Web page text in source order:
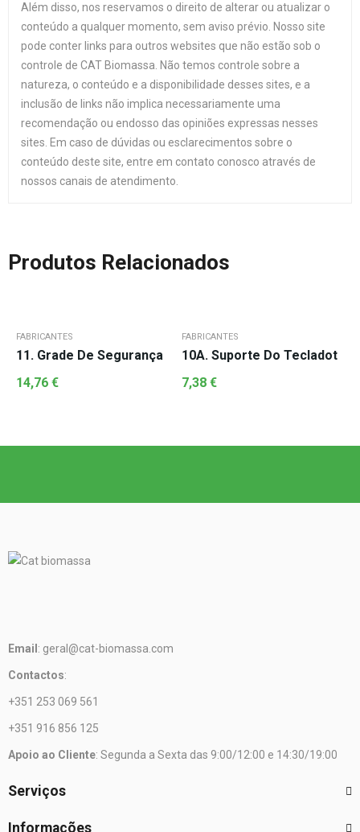
Além disso, nos reservamos o direito de alterar ou atualizar o
conteúdo a qualquer momento, sem aviso prévio. Nosso site
pode conter links para outros websites que não estão sob o
controle de CAT Biomassa. Não temos controle sobre a
natureza, o conteúdo e a disponibilidade desses sites, e a
inclusão de links não implica necessariamente uma
recomendação ou endosso das opiniões expressas nesses
sites. Em caso de dúvidas ou esclarecimentos sobre o
conteúdo deste site, entre em contato conosco através de
nossos canais de atendimento.
Produtos Relacionados
FABRICANTES
11. Grade De Segurança
14,76 €
FABRICANTES
10A. Suporte Do Tecladot
7,38 €
Email : geral@cat-biomassa.com
Contactos:
+351 253 069 561
+351 916 856 125
Apoio ao Cliente: Segunda a Sexta das 9:00/12:00 e 14:30/19:00
Serviços
Informações